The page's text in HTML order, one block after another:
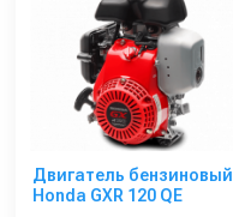
Двигатель бензиновый
Honda GXR 120 QE